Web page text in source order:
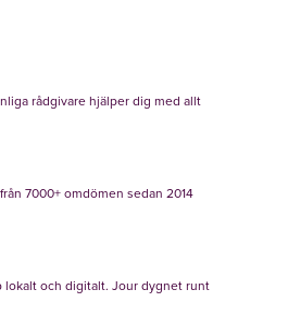
rådgivare hjälper dig med allt
7000+ omdömen sedan 2014
lokalt och digitalt. Jour dygnet runt